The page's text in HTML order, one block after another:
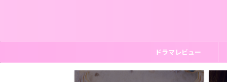
ドラマレビュー